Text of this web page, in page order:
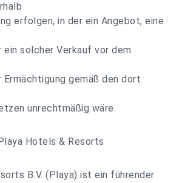
erfolgen, in der ein Angebot, eine
solcher Verkauf vor dem
Ermächtigung gemäß den dort
unrechtmäßig wäre.
Hotels & Resorts
B.V. (Playa) ist ein führender